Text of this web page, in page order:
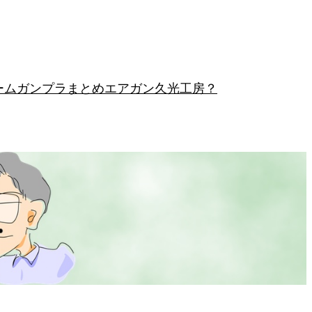
ムガンプラまとめエアガン久光工房？